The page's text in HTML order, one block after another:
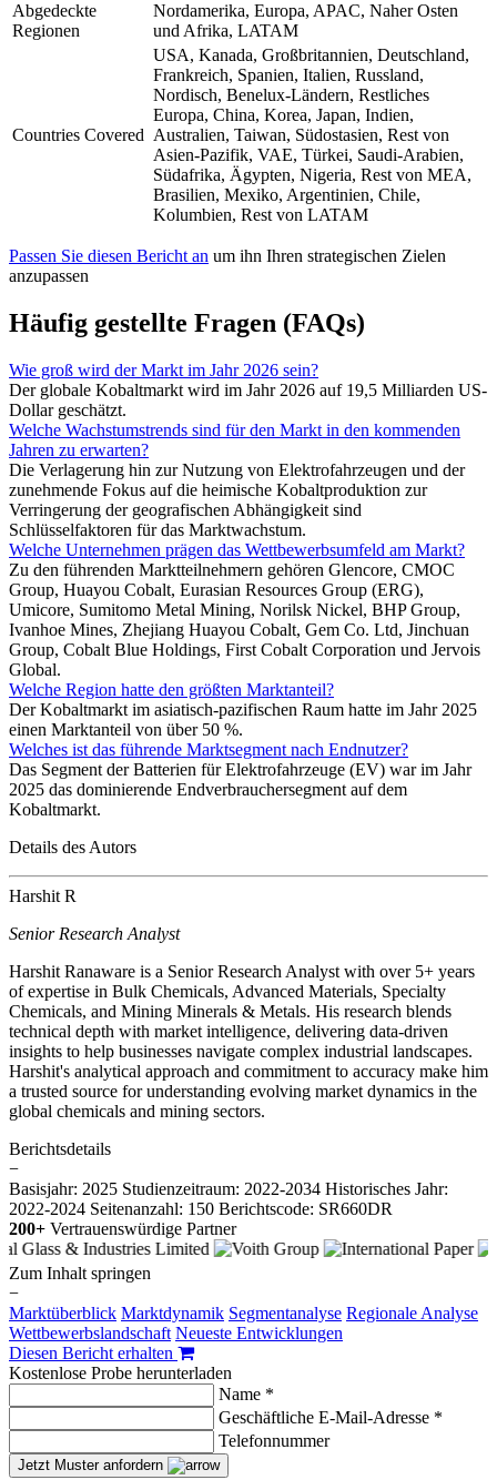
Abgedeckte
Regionen
Nordamerika, Europa, APAC, Naher Osten
und Afrika, LATAM
Countries Covered
USA, Kanada, Großbritannien, Deutschland,
Frankreich, Spanien, Italien, Russland,
Nordisch, Benelux-Ländern, Restliches
Europa, China, Korea, Japan, Indien,
Australien, Taiwan, Südostasien, Rest von
Asien-Pazifik, VAE, Türkei, Saudi-Arabien,
Südafrika, Ägypten, Nigeria, Rest von MEA,
Brasilien, Mexiko, Argentinien, Chile,
Kolumbien, Rest von LATAM
Passen Sie diesen Bericht an um ihn Ihren strategischen Zielen
anzupassen
Häufig gestellte Fragen (FAQs)
Wie groß wird der Markt im Jahr 2026 sein?
Der globale Kobaltmarkt wird im Jahr 2026 auf 19,5 Milliarden US-
Dollar geschätzt.
Welche Wachstumstrends sind für den Markt in den kommenden
Jahren zu erwarten?
Die Verlagerung hin zur Nutzung von Elektrofahrzeugen und der
zunehmende Fokus auf die heimische Kobaltproduktion zur
Verringerung der geografischen Abhängigkeit sind
Schlüsselfaktoren für das Marktwachstum.
Welche Unternehmen prägen das Wettbewerbsumfeld am Markt?
Zu den führenden Marktteilnehmern gehören Glencore, CMOC
Group, Huayou Cobalt, Eurasian Resources Group (ERG),
Umicore, Sumitomo Metal Mining, Norilsk Nickel, BHP Group,
Ivanhoe Mines, Zhejiang Huayou Cobalt, Gem Co. Ltd, Jinchuan
Group, Cobalt Blue Holdings, First Cobalt Corporation und Jervois
Global.
Welche Region hatte den größten Marktanteil?
Der Kobaltmarkt im asiatisch-pazifischen Raum hatte im Jahr 2025
einen Marktanteil von über 50 %.
Welches ist das führende Marktsegment nach Endnutzer?
Das Segment der Batterien für Elektrofahrzeuge (EV) war im Jahr
2025 das dominierende Endverbrauchersegment auf dem
Kobaltmarkt.
Details des Autors
Harshit R
Senior Research Analyst
Harshit Ranaware is a Senior Research Analyst with over 5+ years
of expertise in Bulk Chemicals, Advanced Materials, Specialty
Chemicals, and Mining Minerals & Metals. His research blends
technical depth with market intelligence, delivering data-driven
insights to help businesses navigate complex industrial landscapes.
Harshit's analytical approach and commitment to accuracy make him
a trusted source for understanding evolving market dynamics in the
global chemicals and mining sectors.
Berichtsdetails
−
Basisjahr: 2025 Studienzeitraum: 2022-2034 Historisches Jahr:
2022-2024 Seitenanzahl: 150 Berichtscode: SR660DR
200+ Vertrauenswürdige Partner
Zum Inhalt springen
−
Marktüberblick Marktdynamik Segmentanalyse Regionale Analyse
Wettbewerbslandschaft Neueste Entwicklungen
Diesen Bericht erhalten
Kostenlose Probe herunterladen
Name *
Geschäftliche E-Mail-Adresse *
Telefonnummer
Jetzt Muster anfordern